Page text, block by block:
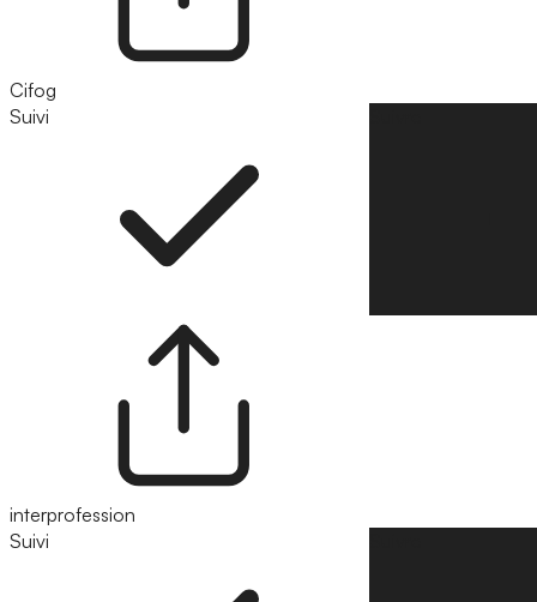
Cifog
Suivi
interprofession
Suivi